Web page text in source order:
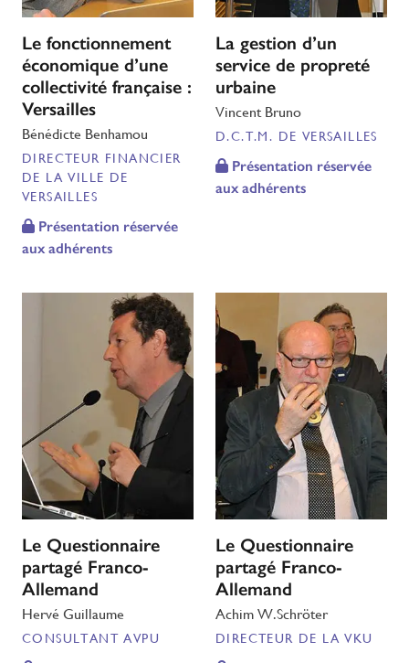
Le fonctionnement
économique d’une
collectivité française :
Versailles
Bénédicte Benhamou
DIRECTEUR FINANCIER
DE LA VILLE DE
VERSAILLES
Présentation réservée
aux adhérents
La gestion d’un
service de propreté
urbaine
Vincent Bruno
D.C.T.M. DE VERSAILLES
Présentation réservée
aux adhérents
Le Questionnaire
partagé Franco-
Allemand
Hervé Guillaume
CONSULTANT AVPU
Le Questionnaire
partagé Franco-
Allemand
Achim W.Schröter
DIRECTEUR DE LA VKU